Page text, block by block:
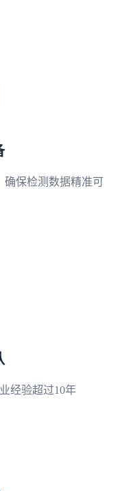
确保检测数据精准可
经验超过10年